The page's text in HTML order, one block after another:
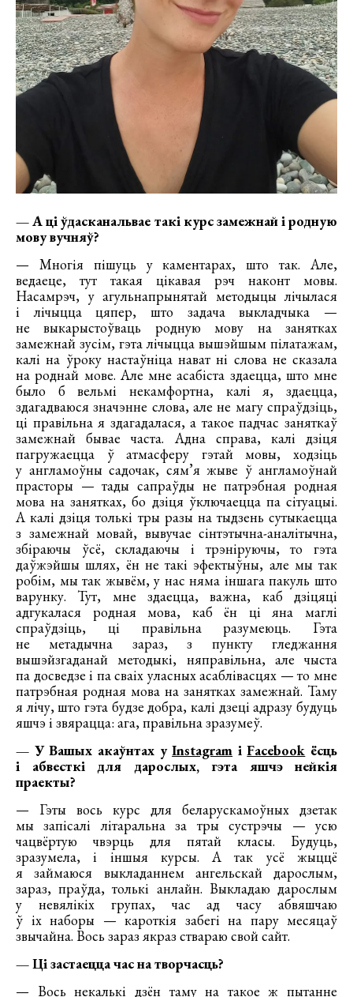
— А ці ўдасканальвае такі курс замежнай і родную
мову вучняў?
— Многія пішуць у каментарах, што так. Але,
ведаеце, тут такая цікавая рэч наконт мовы.
Насамрэч, у агульнапрынятай методыцы лічылася
і лічыцца цяпер, што задача выкладчыка —
не выкарыстоўваць родную мову на занятках
замежнай зусім, гэта лічыцца вышэйшым пілатажам,
калі на ўроку настаўніца нават ні слова не сказала
на роднай мове. Але мне асабіста здаецца, што мне
было б вельмі некамфортна, калі я, здаецца,
здагадваюся значэнне слова, але не магу спраўдзіць,
ці правільна я здагадалася, а такое падчас заняткаў
замежнай бывае часта. Адна справа, калі дзіця
пагружаецца ў атмасферу гэтай мовы, ходзіць
у англамоўны садочак, сям’я жыве ў англамоўнай
прасторы — тады сапраўды не патрэбная родная
мова на занятках, бо дзіця ўключаецца па сітуацыі.
А калі дзіця толькі тры разы на тыдзень сутыкаецца
з замежнай мовай, вывучае сінтэтычна-аналітычна,
збіраючы ўсё, складаючы і трэніруючы, то гэта
даўжэйшы шлях, ён не такі эфектыўны, але мы так
робім, мы так жывём, у нас няма іншага пакуль што
варунку. Тут, мне здаецца, важна, каб дзіцяці
адгукалася родная мова, каб ён ці яна маглі
спраўдзіць, ці правільна разумеюць. Гэта
не метадычна зараз, з пункту гледжання
вышэйзгаданай методыкі, няправільна, але чыста
па досведзе і па сваіх уласных асаблівасцях — то мне
патрэбная родная мова на занятках замежнай. Таму
я лічу, што гэта будзе добра, калі дзеці адразу будуць
яшчэ і звярацца: ага, правільна зразумеў.
— У Вашых акаўнтах уInstagram іFacebook ёсць
і абвесткі для дарослых, гэта яшчэ нейкія
праекты?
— Гэты вось курс для беларускамоўных дзетак
мы запісалі літаральна за тры сустрэчы — усю
чацвёртую чвэрць для пятай класы. Будуць,
зразумела, і іншыя курсы. А так усё жыццё
я займаюся выкладаннем ангельскай дарослым,
зараз, праўда, толькі анлайн. Выкладаю дарослым
у невялікіх групах, час ад часу абвяшчаю
ў іх наборы — кароткія забегі на пару месяцаў
звычайна. Вось зараз якраз ствараю свой сайт.
— Ці застаецца час на творчасць?
— Вось некалькі дзён таму на такое ж пытанне